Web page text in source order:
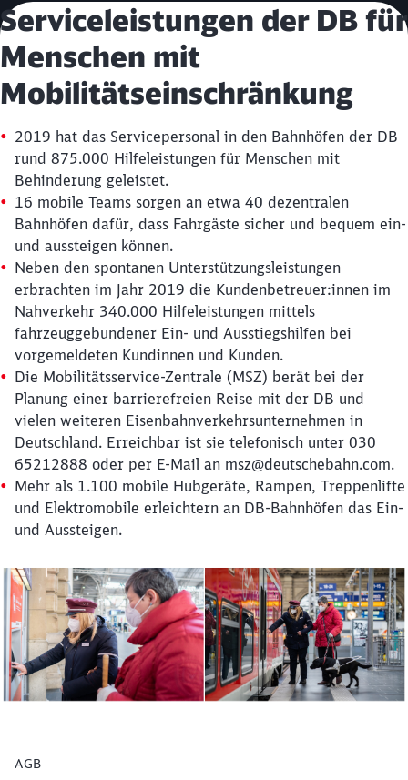
Serviceleistungen der DB für
Menschen mit
Mobilitätseinschränkung
2019 hat das Servicepersonal in den Bahnhöfen der DB
rund 875.000 Hilfeleistungen für Menschen mit
Behinderung geleistet.
16 mobile Teams sorgen an etwa 40 dezentralen
Bahnhöfen dafür, dass Fahrgäste sicher und bequem ein-
und aussteigen können.
Neben den spontanen Unterstützungsleistungen
erbrachten im Jahr 2019 die Kundenbetreuer:innen im
Nahverkehr 340.000 Hilfeleistungen mittels
fahrzeuggebundener Ein- und Ausstiegshilfen bei
vorgemeldeten Kundinnen und Kunden.
Die Mobilitätsservice-Zentrale (MSZ) berät bei der
Planung einer barrierefreien Reise mit der DB und
vielen weiteren Eisenbahnverkehrsunternehmen in
Deutschland. Erreichbar ist sie telefonisch unter 030
65212888 oder per E-Mail an msz@deutschebahn.com.
Mehr als 1.100 mobile Hubgeräte, Rampen, Treppenlifte
und Elektromobile erleichtern an DB-Bahnhöfen das Ein-
und Aussteigen.
AGB